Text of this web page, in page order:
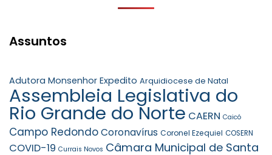
Assuntos
Adutora Monsenhor Expedito Arquidiocese de Natal
Assembleia Legislativa do
Rio Grande do Norte CAERN Caicó
Campo RedondoCoronavírus Coronel Ezequiel COSERN
COVID-19 Currais Novos Câmara Municipal de Santa